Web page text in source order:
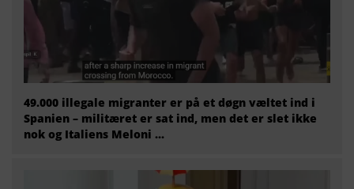
49.000 illegale migranter er på et døgn væltet ind i
Spanien – militæret er sat ind, men det er slet ikke
nok og Italiens Meloni ...